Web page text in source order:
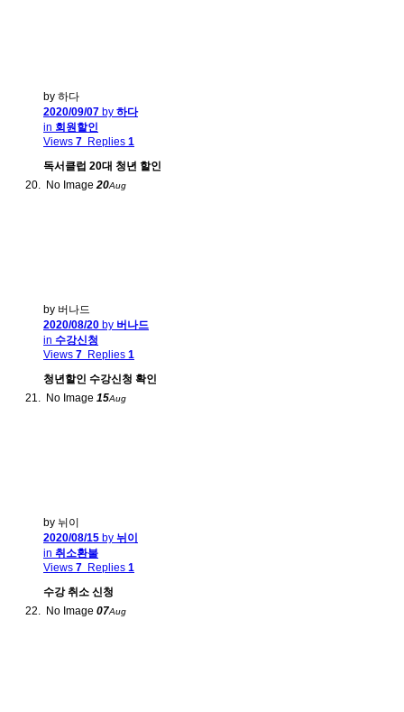
by 하다
2020/09/07 by 하다
in 회원할인
Views 7 Replies 1
독서클럽 20대 청년 할인
No Image 20Aug
by 버나드
2020/08/20 by 버나드
in 수강신청
Views 7 Replies 1
청년할인 수강신청 확인
No Image 15Aug
by 뉘이
2020/08/15 by 뉘이
in 취소환불
Views 7 Replies 1
수강 취소 신청
No Image 07Aug